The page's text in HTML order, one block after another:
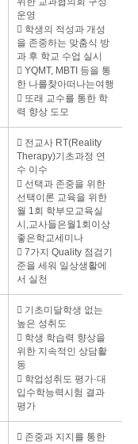
운영
󰌛 학생의 적성과 개성
을 존중하는 맞춤식 방
과 후 학교 수업 실시
󰌛 YQMT, MBTI 등을 통
한 나를찾아떠나는여행
󰌛 또래 교수를 통한 학
력 향상 도모
󰌛 전교사 RT(Reality
Therapy)기초과정 연
수 이수
󰌛 선택과 존중을 위한
선택이론 교육을 위한
월 1회 학부모교육실
시,교사들은월1회이상
좋은학교세미나
󰌛 7가지 Quality 점검기
준을 세워 일상생활에
서 실천
󰌛 기초미달학생 없는
높은 성취도
󰌛 학생 학습력 향상을
위한 지속적인 상담활
동
󰌛 학업성취도 평가·대
입수학능력시험 결과
평가
󰌛 존중과 지지를 통한